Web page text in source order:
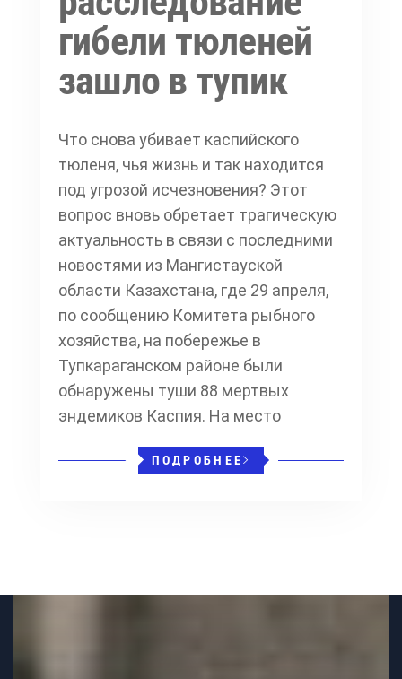
гибели тюленей
зашло в тупик
Что снова убивает каспийского
тюленя, чья жизнь и так находится
под угрозой исчезновения? Этот
вопрос вновь обретает трагическую
актуальность в связи с последними
новостями из Мангистауской
области Казахстана, где 29 апреля,
по сообщению Комитета рыбного
хозяйства, на побережье в
Тупкараганском районе были
обнаружены туши 88 мертвых
эндемиков Каспия. На место
ПОДРОБНЕЕ